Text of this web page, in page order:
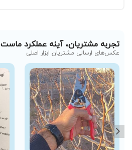
تجربه مشتریان، آینه عملکرد ماست
عکس‌های ارسالی مشتریان ابزار اصلی